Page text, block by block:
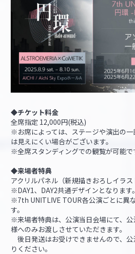
◆チケット料金
全席指定 12,000円(税込)
※お席によっては、ステージや演出の一
は見えにくい場合がございます。
※全席スタンディングでの観覧が可能で
◆来場者特典
アクリルパネル（新規描きおろしイラス
※DAY1、DAY2共通デザインとなります。
※7th UNITLIVE TOUR各公演ごとに異
す。
※来場者特典は、公演当日会場にて、公
様へのみお渡しさせていただきます。
後日発送はお受けできませんので、
りください。